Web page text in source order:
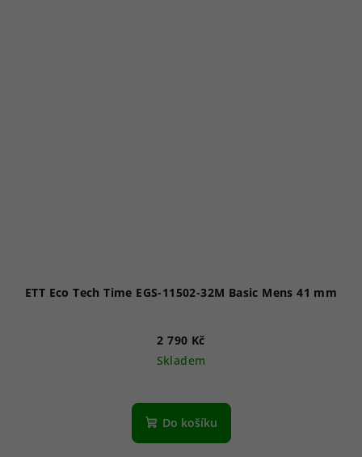
ETT Eco Tech Time EGS-11502-32M Basic Mens 41 mm
2 790 Kč
Skladem
Do košíku